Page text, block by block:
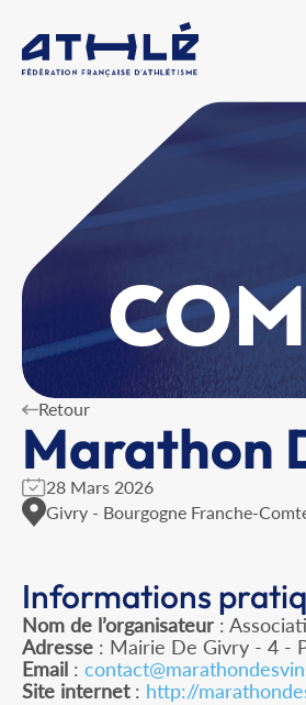
Retour
Marathon
28 Mars 2026
Givry - Bourgogne Franche-
Informations
Nom de l’organisateur :
Adresse : Mairie De Givry - 4 -
Email :
Site internet: http://